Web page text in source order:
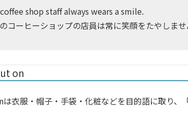
shop staff always wears a smile.
のコーヒーショップの店員は常に笑顔をたやしませ
on
衣服・帽子・手袋・化粧などを目的語に取り、